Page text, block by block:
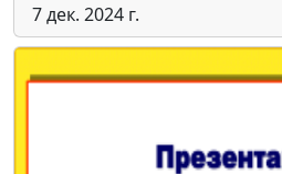
7 дек. 2024 г.